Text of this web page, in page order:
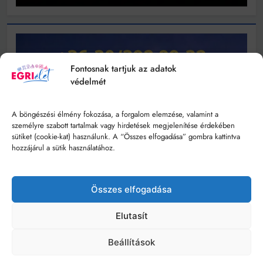
Fontosnak tartjuk az adatok
védelmét
A böngészési élmény fokozása, a forgalom elemzése, valamint a
személyre szabott tartalmak vagy hirdetések megjelenítése érdekében
sütiket (cookie-kat) használunk. A “Összes elfogadása” gombra kattintva
hozzájárul a sütik használatához.
Összes elfogadása
Elutasít
Beállítások